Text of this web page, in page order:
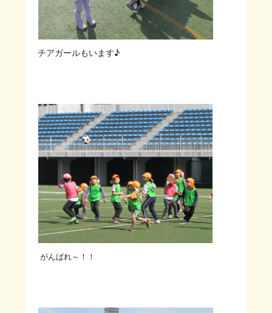
チアガールもいます♪
がんばれ～！！